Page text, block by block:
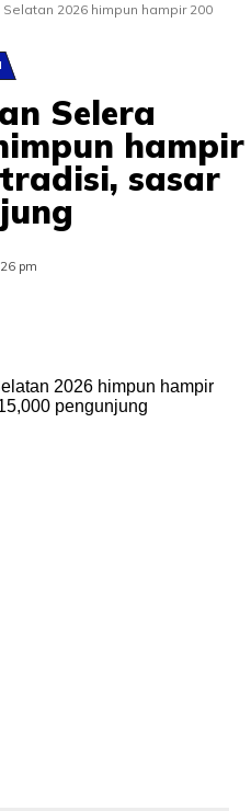
2026 himpun hampir 200
Selera
hampir
sasar
pm